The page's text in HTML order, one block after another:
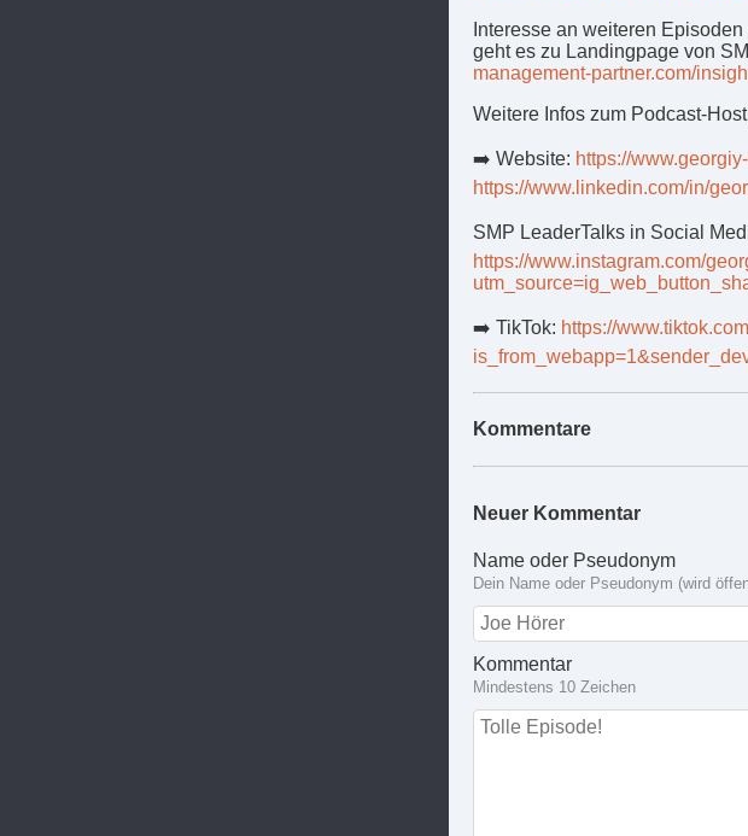
Interesse an weiteren
geht es zu Landingpage von
management-partner.com/
Weitere Infos zum Podcast-
➡️ Website: https://
https://www.linkedin.com/in/
SMP LeaderTalks in Social
https://www.instagram.com/
➡️ TikTok: https://
Kommentare
Neuer Kommentar
Name oder Pseudonym
Dein Name oder Pseudonym (wird
Kommentar
Mindestens 10 Zeichen